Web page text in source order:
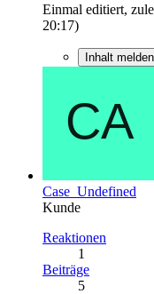
Einmal editiert,
20:17)
Inhalt melden
Case_Undefined
Kunde
Reaktionen
1
Beiträge
5